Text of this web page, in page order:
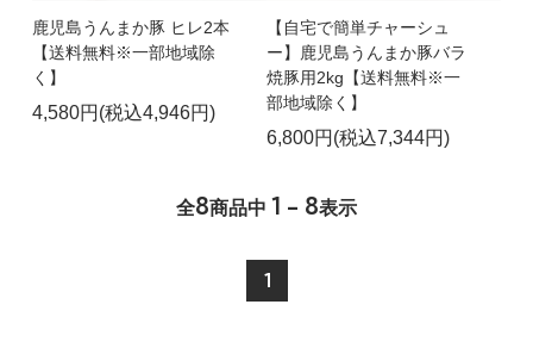
鹿児島うんまか豚 ヒレ2本
【送料無料※一部地域除
く】
4,580円(税込4,946円)
【自宅で簡単チャーシュ
ー】鹿児島うんまか豚バラ
焼豚用2kg【送料無料※一
部地域除く】
6,800円(税込7,344円)
全8商品中 1 - 8表示
1